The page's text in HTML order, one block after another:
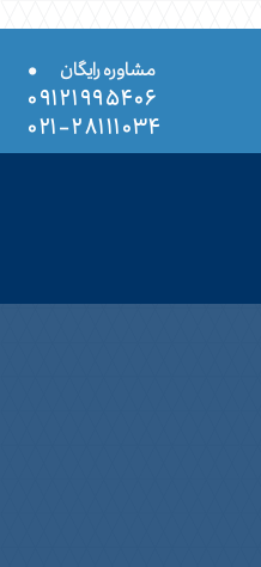
مشاوره رایگان
•
۰۹۱۲۱۹۹۵۴۰۶
۲۸۱۱۱۰۳۴-۰۲۱